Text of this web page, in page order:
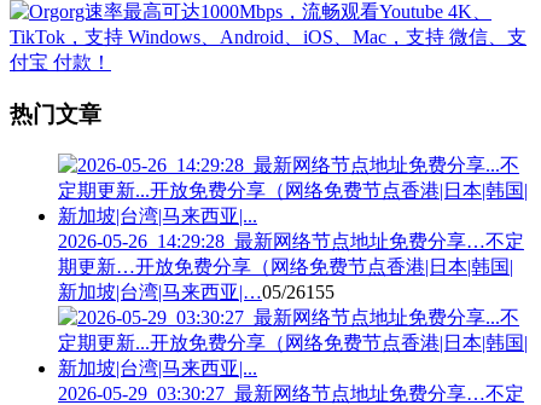
热门文章
2026-05-26_14:29:28_最新网络节点地址免费分享…不定
期更新…开放免费分享（网络免费节点香港|日本|韩国|
新加坡|台湾|马来西亚|…05/26155
2026-05-29_03:30:27_最新网络节点地址免费分享…不定